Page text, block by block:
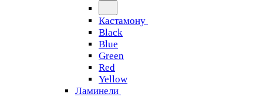
Кастамону
Black
Blue
Green
Red
Yellow
Ламинели